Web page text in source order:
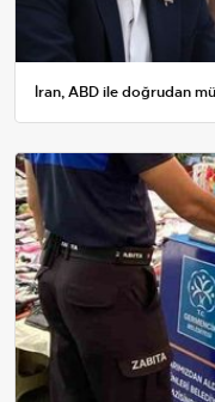
İran, ABD ile doğrudan